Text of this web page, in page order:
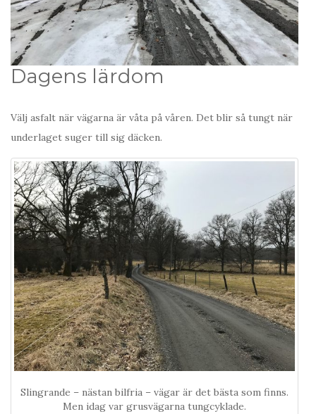
Dagens lärdom
Välj asfalt när vägarna är våta på våren. Det blir så tungt när
underlaget suger till sig däcken.
Slingrande – nästan bilfria – vägar är det bästa som finns.
Men idag var grusvägarna tungcyklade.